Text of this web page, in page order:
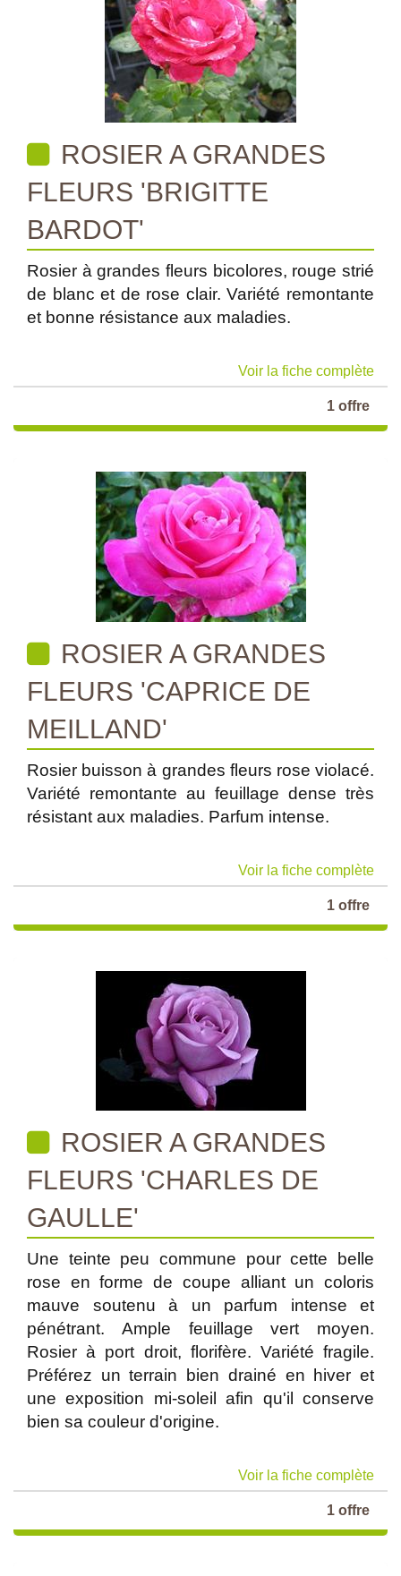
ROSIER A GRANDES
FLEURS 'BRIGITTE
BARDOT'
Rosier à grandes fleurs bicolores, rouge strié
de blanc et de rose clair. Variété remontante
et bonne résistance aux maladies.
Voir la fiche complète
1 offre
ROSIER A GRANDES
FLEURS 'CAPRICE DE
MEILLAND'
Rosier buisson à grandes fleurs rose violacé.
Variété remontante au feuillage dense très
résistant aux maladies. Parfum intense.
Voir la fiche complète
1 offre
ROSIER A GRANDES
FLEURS 'CHARLES DE
GAULLE'
Une teinte peu commune pour cette belle
rose en forme de coupe alliant un coloris
mauve soutenu à un parfum intense et
pénétrant. Ample feuillage vert moyen.
Rosier à port droit, florifère. Variété fragile.
Préférez un terrain bien drainé en hiver et
une exposition mi-soleil afin qu'il conserve
bien sa couleur d'origine.
Voir la fiche complète
1 offre